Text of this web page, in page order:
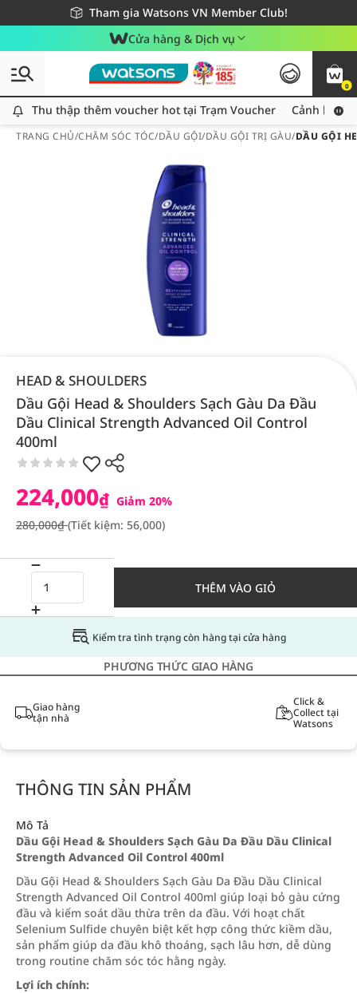
Tham gia Watsons VN Member Club!
Miễn phí giao hàng cho đơn hàng từ 249,000Đ
Giao hàng nhanh 24h - Áp dụng khu vực TP. Hồ Chí Minh
Cửa hàng & Dịch vụ
0
Thu thập thêm voucher hot tại Trạm Voucher
Thu thập thêm voucher hot tại Trạm Voucher Cảnh báo
TRANG CHỦ/CHĂM SÓC TÓC/DẦU GỘI/DẦU GỘI TRỊ GÀU/DẦU GỘI
HEAD & SHOULDERS
Dầu Gội Head & Shoulders Sạch Gàu Da Đầu
Dầu Clinical Strength Advanced Oil Control
400ml
224,000₫ Giảm 20%
280,000₫(Tiết kiệm: 56,000)
THÊM VÀO GIỎ
Kiểm tra tình trạng còn hàng tại cửa hàng
PHƯƠNG THỨC GIAO HÀNG
Giao hàng
tận nhà
Click &
Collect tại
Watsons
THÔNG TIN SẢN PHẨM
Mô Tả
Dầu Gội Head & Shoulders Sạch Gàu Da Đầu Dầu Clinical
Strength Advanced Oil Control 400ml
Dầu Gội Head & Shoulders Sạch Gàu Da Đầu Dầu Clinical
Strength Advanced Oil Control 400ml giúp loại bỏ gàu cứng
đầu và kiểm soát dầu thừa trên da đầu. Với hoạt chất
Selenium Sulfide chuyên biệt kết hợp công thức kiềm dầu,
sản phẩm giúp da đầu khô thoáng, sạch lâu hơn, dễ dùng
trong routine chăm sóc tóc hằng ngày.
Lợi ích chính: